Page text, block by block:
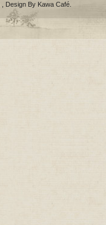
, Design By Kawa Café